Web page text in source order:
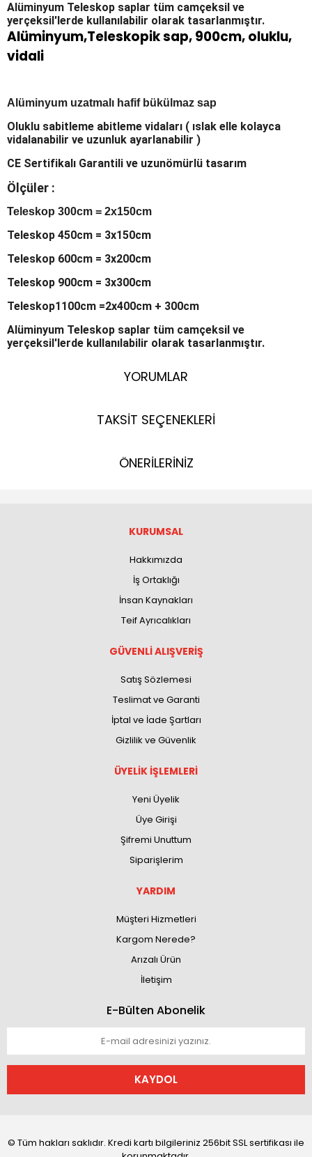
Alüminyum Teleskop saplar tüm camçeksil ve
yerçeksil'lerde kullanılabilir olarak tasarlanmıştır.
Alüminyum,Teleskopik sap, 900cm, oluklu,
vidali
Alüminyum uzatmalı hafif bükülmaz sap
Oluklu sabitleme abitleme vidaları ( ıslak elle kolayca
vidalanabilir ve uzunluk ayarlanabilir )
CE Sertifikalı Garantili ve uzunömürlü tasarım
Ölçüler :
Teleskop 300cm = 2x150cm
Teleskop 450cm = 3x150cm
Teleskop 600cm = 3x200cm
Teleskop 900cm = 3x300cm
Teleskop1100cm =2x400cm + 300cm
Alüminyum Teleskop saplar tüm camçeksil ve
yerçeksil'lerde kullanılabilir olarak tasarlanmıştır.
YORUMLAR
TAKSİT SEÇENEKLERİ
ÖNERİLERİNİZ
KURUMSAL
Hakkımızda
İş Ortaklığı
İnsan Kaynakları
Teif Ayrıcalıkları
GÜVENLİ ALIŞVERİŞ
Satış Sözlemesi
Teslimat ve Garanti
İptal ve İade Şartları
Gizlilik ve Güvenlik
ÜYELİK İŞLEMLERİ
Yeni Üyelik
Üye Girişi
Şifremi Unuttum
Siparişlerim
YARDIM
Müşteri Hizmetleri
Kargom Nerede?
Arızalı Ürün
İletişim
E-Bülten Abonelik
KAYDOL
© Tüm hakları saklıdır. Kredi kartı bilgileriniz 256bit SSL sertifikası ile